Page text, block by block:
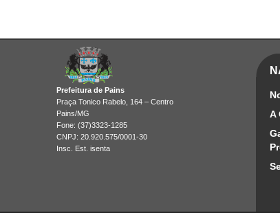
Prefeitura de Pains
Praça Tonico Rabelo, 164 – Centro
Pains/MG
Fone: (37)3323-1285
CNPJ: 20.920.575/0001-30
Insc. Est. isenta
A